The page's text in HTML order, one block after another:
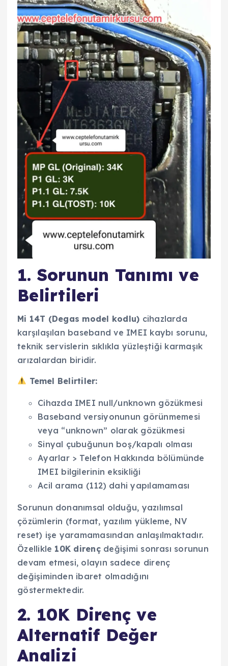
1. Sorunun Tanımı ve
Belirtileri
Mi 14T (Degas model kodlu) cihazlarda
karşılaşılan baseband ve IMEI kaybı sorunu,
teknik servislerin sıklıkla yüzleştiği karmaşık
arızalardan biridir.
Temel Belirtiler:
Cihazda IMEI null/unknown gözükmesi
Baseband versiyonunun görünmemesi
veya “unknown” olarak gözükmesi
Sinyal çubuğunun boş/kapalı olması
Ayarlar > Telefon Hakkında bölümünde
IMEI bilgilerinin eksikliği
Acil arama (112) dahi yapılamaması
Sorunun donanımsal olduğu, yazılımsal
çözümlerin (format, yazılım yükleme, NV
reset) işe yaramamasından anlaşılmaktadır.
Özellikle 10K dirençdeğişimi sonrası sorunun
devam etmesi, olayın sadece direnç
değişiminden ibaret olmadığını
göstermektedir.
2. 10K Direnç ve
Alternatif Değer
Analizi